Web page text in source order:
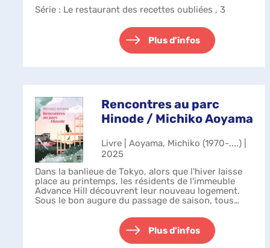
Série : Le restaurant des recettes oubliées , 3
Plus d'infos
Rencontres au parc
Hinode / Michiko Aoyama
Livre | Aoyama, Michiko (1970-....) |
2025
Dans la banlieue de Tokyo, alors que l'hiver laisse
place au printemps, les résidents de l'immeuble
Advance Hill découvrent leur nouveau logement.
Sous le bon augure du passage de saison, tous
Plus d'infos